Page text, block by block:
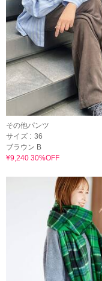
その他パンツ
サイズ : 36
ブラウン B
¥9,240 30%OFF